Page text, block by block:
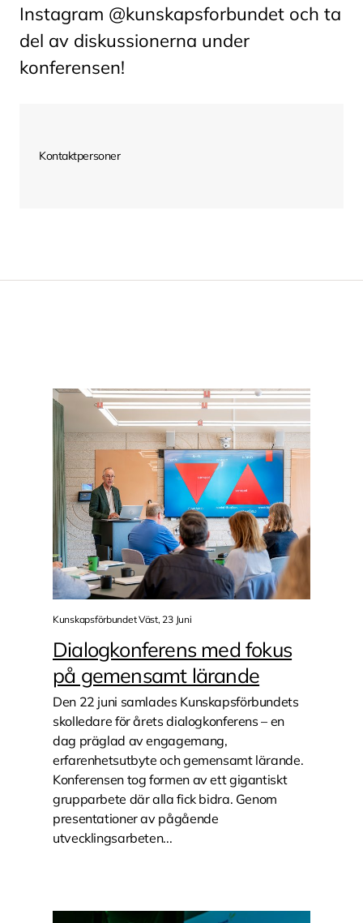
Instagram @kunskapsforbundet och ta
del av diskussionerna under
konferensen!
Kontaktpersoner
Kunskapsförbundet Väst, 23 Juni
Dialogkonferens med fokus
på gemensamt lärande
Den 22 juni samlades Kunskapsförbundets
skolledare för årets dialogkonferens – en
dag präglad av engagemang,
erfarenhetsutbyte och gemensamt lärande.
Konferensen tog formen av ett gigantiskt
grupparbete där alla fick bidra. Genom
presentationer av pågående
utvecklingsarbeten...